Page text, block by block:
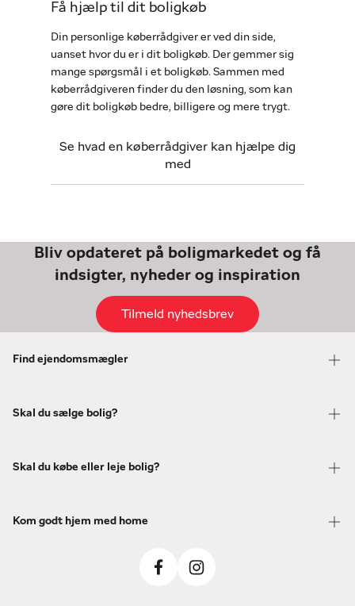
Få hjælp til dit boligkøb
Din personlige køberrådgiver er ved din side,
uanset hvor du er i dit boligkøb. Der gemmer sig
mange spørgsmål i et boligkøb. Sammen med
køberrådgiveren finder du den løsning, som kan
gøre dit boligkøb bedre, billigere og mere trygt.
Se hvad en køberrådgiver kan hjælpe dig
med
Bliv opdateret på boligmarkedet og få
indsigter, nyheder og inspiration
Tilmeld nyhedsbrev
Find ejendomsmægler
Skal du sælge bolig?
Skal du købe eller leje bolig?
Kom godt hjem med home